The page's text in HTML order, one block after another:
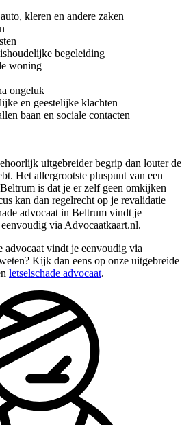
kleren en andere zaken
begeleiding
woning
ongeluk
en geestelijke klachten
baan en sociale contacten
uitgebreider begrip dan louter de
Het allergrootste pluspunt van een
is dat je er zelf geen omkijken
kan dan regelrecht op je revalidatie
advocaat in Beltrum vindt je
via Advocaatkaart.nl.
advocaat vindt je eenvoudig via
Kijk dan eens op onze uitgebreide
letselschade advocaat.